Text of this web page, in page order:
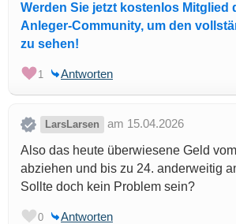
Werden Sie jetzt kostenlos Mitglied
Anleger-Community, um den
zu sehen!
1 Antworten
LarsLarsen
am 15.04.2026
Also das heute überwiesene Geld
abziehen und bis zu 24. anderweitig
Sollte doch kein Problem sein?
0 Antworten